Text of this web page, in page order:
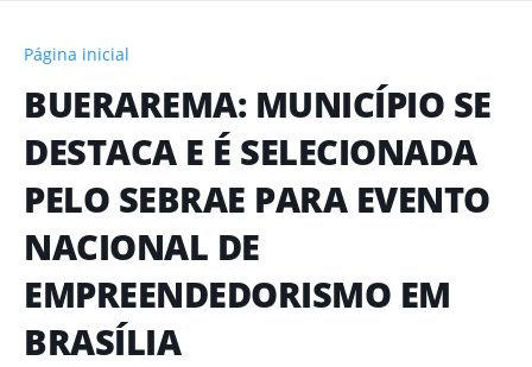
Página inicial
BUERAREMA: MUNICÍPIO SE
DESTACA E É SELECIONADA
PELO SEBRAE PARA EVENTO
NACIONAL DE
EMPREENDEDORISMO EM
BRASÍLIA